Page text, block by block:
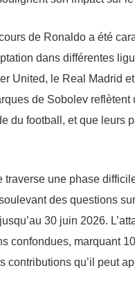
de Ronaldo a été
dans différentes
United, le Real Madrid
de Sobolev
du football, et que leurs
traverse une phase
des questions
30 juin 2026.
confondues, marquant
contributions qu’il peut